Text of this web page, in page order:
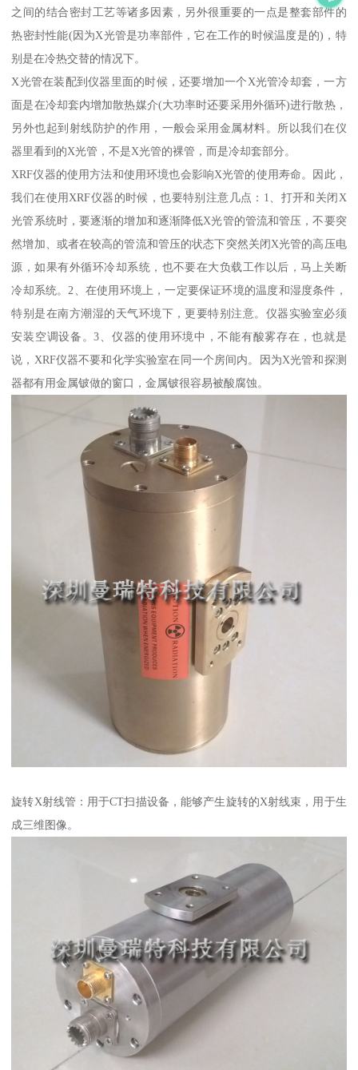
之间的结合密封工艺等诸多因素，另外很重要的一点是整套部件的
热密封性能(因为X光管是功率部件，它在工作的时候温度是的)，特
别是在冷热交替的情况下。
X光管在装配到仪器里面的时候，还要增加一个X光管冷却套，一方
面是在冷却套内增加散热媒介(大功率时还要采用外循环)进行散热，
另外也起到射线防护的作用，一般会采用金属材料。所以我们在仪
器里看到的X光管，不是X光管的裸管，而是冷却套部分。
XRF仪器的使用方法和使用环境也会影响X光管的使用寿命。因此，
我们在使用XRF仪器的时候，也要特别注意几点：1、打开和关闭X
光管系统时，要逐渐的增加和逐渐降低X光管的管流和管压，不要突
然增加、或者在较高的管流和管压的状态下突然关闭X光管的高压电
源，如果有外循环冷却系统，也不要在大负载工作以后，马上关断
冷却系统。2、在使用环境上，一定要保证环境的温度和湿度条件，
特别是在南方潮湿的天气环境下，更要特别注意。仪器实验室必须
安装空调设备。3、仪器的使用环境中，不能有酸雾存在，也就是
说，XRF仪器不要和化学实验室在同一个房间内。因为X光管和探测
器都有用金属铍做的窗口，金属铍很容易被酸腐蚀。
旋转X射线管：用于CT扫描设备，能够产生旋转的X射线束，用于生
成三维图像。